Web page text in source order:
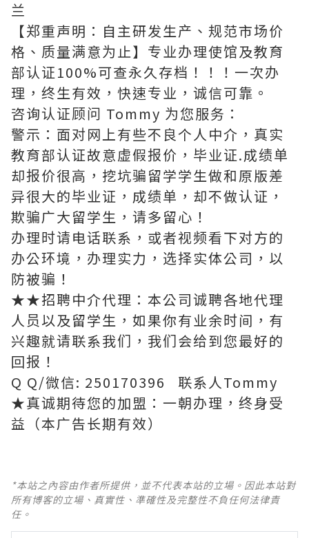
兰
【郑重声明：自主研发生产、规范市场价
格、质量满意为止】专业办理使馆及教育
部认证100%可查永久存档！！！一次办
理，终生有效，快速专业，诚信可靠。
咨询认证顾问 Tommy 为您服务：
警示：面对网上有些不良个人中介，真实
教育部认证故意虚假报价，毕业证.成绩单
却报价很高，挖坑骗留学学生做和原版差
异很大的毕业证，成绩单，却不做认证，
欺骗广大留学生，请多留心！
办理时请电话联系，或者视频看下对方的
办公环境，办理实力，选择实体公司，以
防被骗！
★★招聘中介代理：本公司诚聘各地代理
人员以及留学生，如果你有业余时间，有
兴趣就请联系我们，我们会给到您最好的
回报！
Q Q/微信: 250170396 联系人Tommy
★真诚期待您的加盟：一朝办理，终身受
益（本广告长期有效）
*本站之內容由作者所提供，並不代表本站的立場。因此本站對
所有博客的立場、真實性、準確性及完整性不負任何法律責
任。